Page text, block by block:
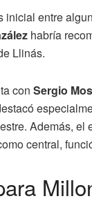
entre
habría
Llinás.
con Sergio
Además,
central,